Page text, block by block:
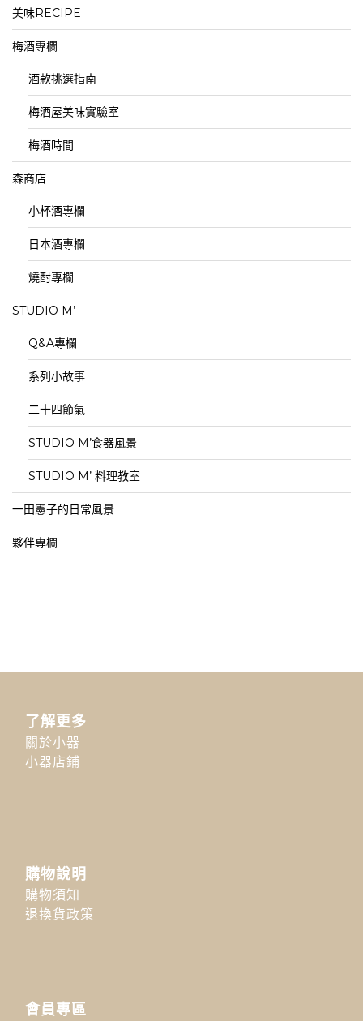
美味RECIPE
梅酒專欄
酒款挑選指南
梅酒屋美味實驗室
梅酒時間
森商店
小杯酒專欄
日本酒專欄
燒酎專欄
STUDIO M’
Q&A專欄
系列小故事
二十四節氣
STUDIO M’食器風景
STUDIO M’ 料理教室
一田憲子的日常風景
夥伴專欄
了解更多
關於小器
小器店鋪
購物說明
購物須知
退換貨政策
會員專區